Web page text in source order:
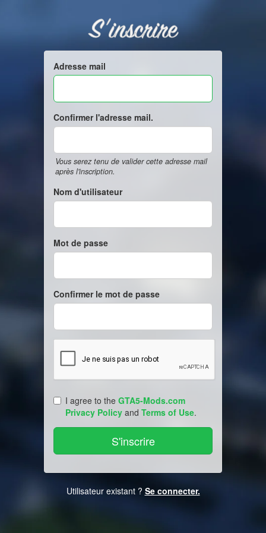
S'inscrire
Adresse mail
Confirmer l'adresse mail.
Vous serez tenu de valider cette adresse mail
après l'inscription.
Nom d'utilisateur
Mot de passe
Confirmer le mot de passe
I agree to the GTA5-Mods.com
Privacy Policy and Terms of Use.
Utilisateur existant ? Se connecter.